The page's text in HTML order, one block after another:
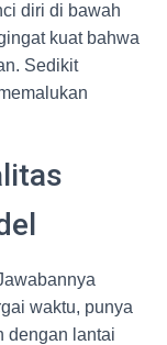
diri di bawah
kuat bahwa
Sedikit
waktu, punya
dengan lantai